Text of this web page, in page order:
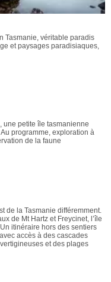
Tasmanie, véritable paradis
et paysages paradisiaques,
une petite île tasmanienne
programme, exploration à
de la faune
de la Tasmanie différemment.
de Mt Hartz et Freycinet, l’île
itinéraire hors des sentiers
accès à des cascades
et des plages